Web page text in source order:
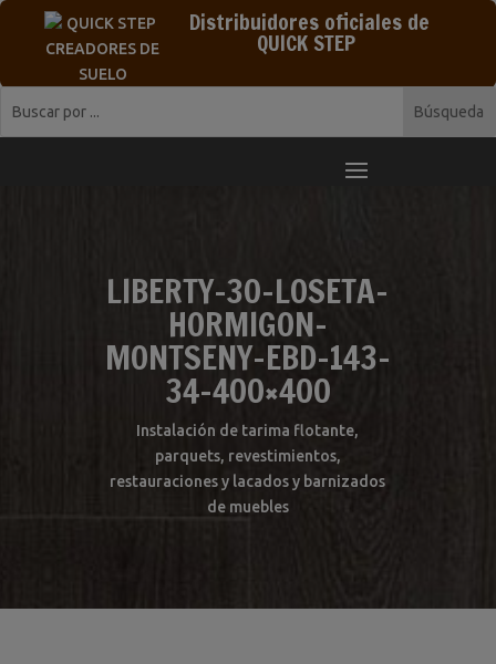
Distribuidores oficiales de
QUICK STEP
LIBERTY-30-LOSETA-
HORMIGON-
MONTSENY-EBD-143-
34-400×400
Instalación de tarima flotante,
parquets, revestimientos,
restauraciones y lacados y barnizados
de muebles